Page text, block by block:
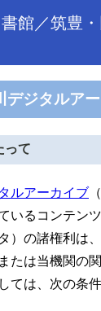
館／筑豊